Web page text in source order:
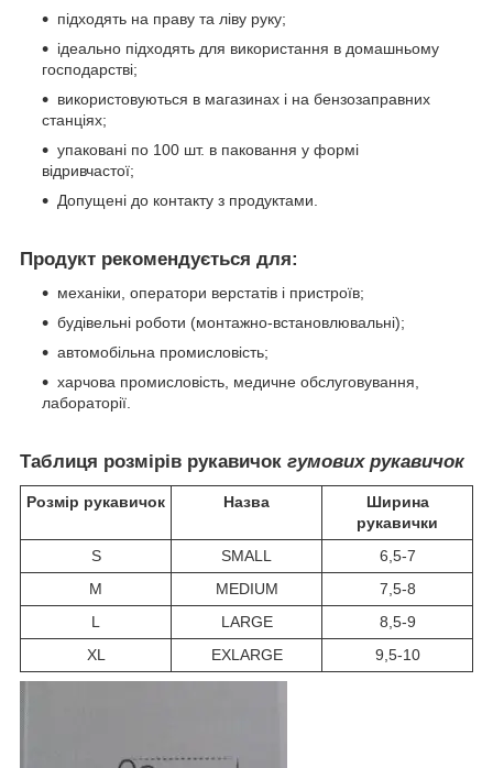
підходять на праву та ліву руку;
ідеально підходять для використання в домашньому
господарстві;
використовуються в магазинах і на бензозаправних
станціях;
упаковані по 100 шт. в паковання у формі
відривчастої;
Допущені до контакту з продуктами.
Продукт рекомендується для:
механіки, оператори верстатів і пристроїв;
будівельні роботи (монтажно-встановлювальні);
автомобільна промисловість;
харчова промисловість, медичне обслуговування,
лабораторії.
Таблиця розмірів рукавичок гумових рукавичок
Розмір рукавичок Назва
Ширина
рукавички
S
SMALL
6,5-7
M
MEDIUM
7,5-8
L
LARGE
8,5-9
XL
EXLARGE 9,5-10